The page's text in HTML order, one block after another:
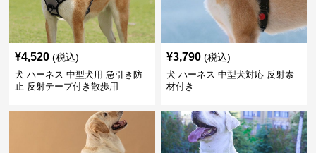
¥4,520 (税込)
犬 ハーネス 中型犬用 急引き防
止 反射テープ付き散歩用
¥3,790 (税込)
犬 ハーネス 中型犬対応 反射素
材付き